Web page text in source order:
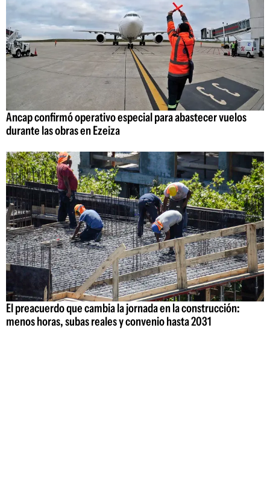
Ancap confirmó operativo especial para abastecer vuelos
durante las obras en Ezeiza
El preacuerdo que cambia la jornada en la construcción:
menos horas, subas reales y convenio hasta 2031